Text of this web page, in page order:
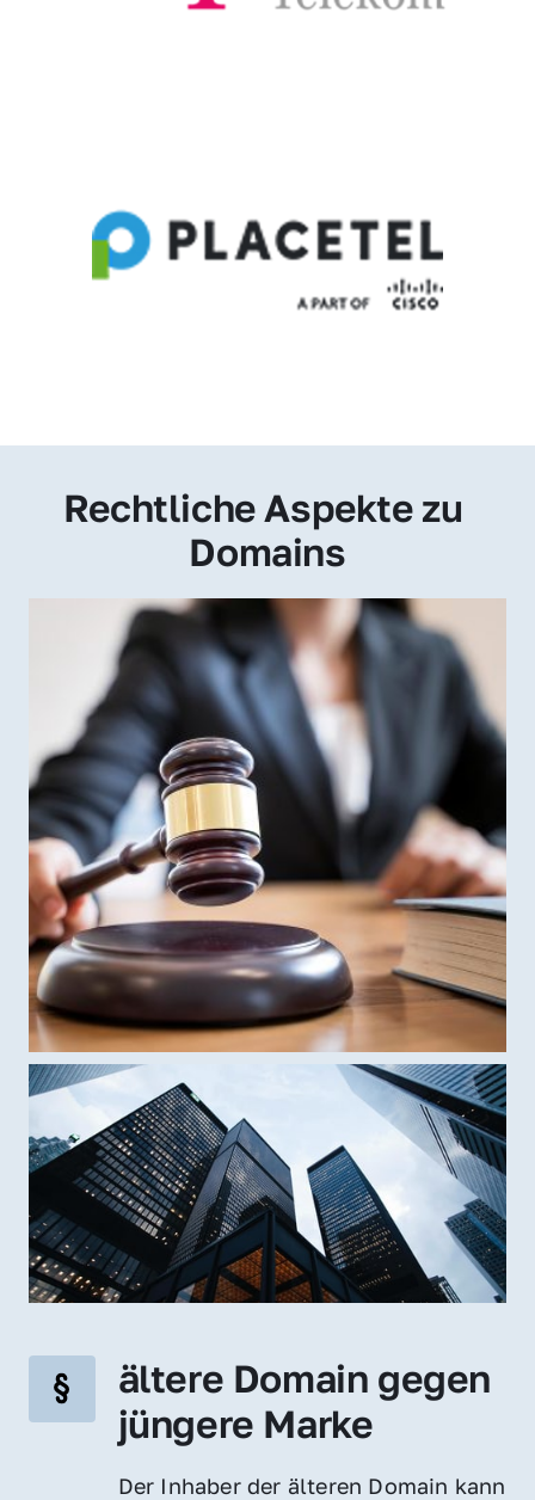
Rechtliche Aspekte zu
Domains
ältere Domain gegen
jüngere Marke
Der Inhaber der älteren Domain kann